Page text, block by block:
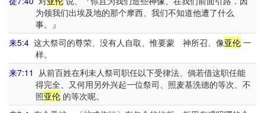
为领我们出埃及地的那个摩西、我们不知道他遭了什么
事。』
来5:4 这大祭司的尊荣、没有人自取、惟要蒙 神所召、像亚伦 一
样。
来7:11 从前百姓在利未人祭司职任以下受律法、倘若借这职任能
得完全、又何用另外兴起一位祭司、照麦基洗德的等次、不
照亚伦的等次呢。